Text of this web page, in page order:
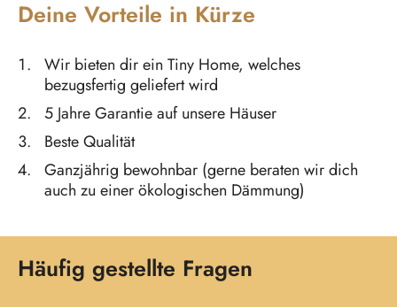
Deine Vorteile in Kürze
Wir bieten dir ein Tiny Home, welches
bezugsfertig geliefert wird
5 Jahre Garantie auf unsere Häuser
Beste Qualität
Ganzjährig bewohnbar (gerne beraten wir dich
auch zu einer ökologischen Dämmung)
Häufig gestellte Fragen